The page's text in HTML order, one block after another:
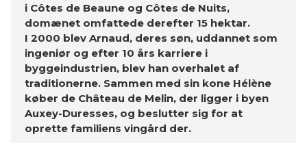
i Côtes de Beaune og Côtes de Nuits,
domænet omfattede derefter 15 hektar.
I 2000 blev Arnaud, deres søn, uddannet som
ingeniør og efter 10 års karriere i
byggeindustrien, blev han overhalet af
traditionerne. Sammen med sin kone Hélène
køber de Château de Melin, der ligger i byen
Auxey-Duresses, og beslutter sig for at
oprette familiens vingård der.